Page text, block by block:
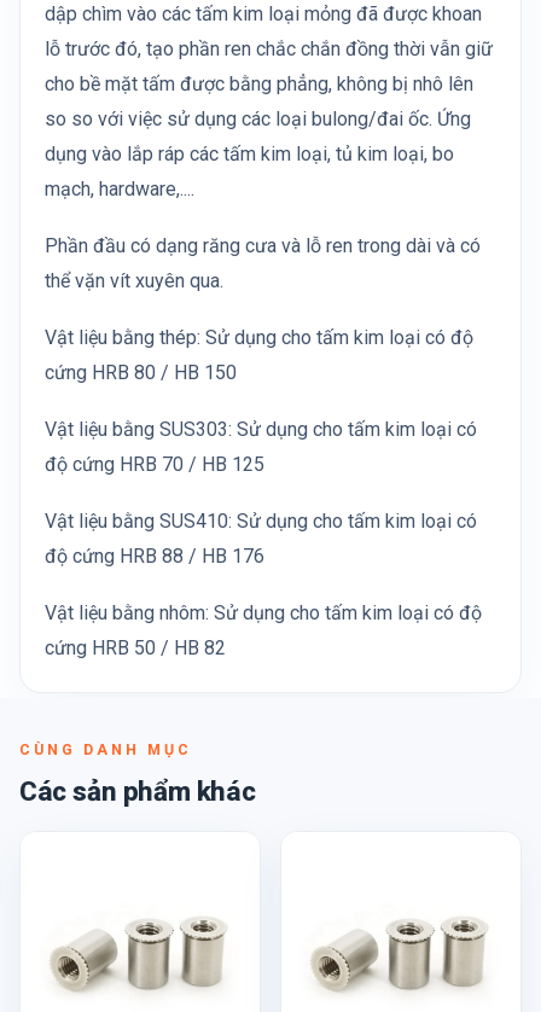
dập chìm vào các tấm kim loại mỏng đã được khoan
lỗ trước đó, tạo phần ren chắc chắn đồng thời vẫn giữ
cho bề mặt tấm được bằng phẳng, không bị nhô lên
so so với việc sử dụng các loại bulong/đai ốc. Ứng
dụng vào lắp ráp các tấm kim loại, tủ kim loại, bo
mạch, hardware,....
Phần đầu có dạng răng cưa và lỗ ren trong dài và có
thể vặn vít xuyên qua.
Vật liệu bằng thép: Sử dụng cho tấm kim loại có độ
cứng HRB 80 / HB 150
Vật liệu bằng SUS303: Sử dụng cho tấm kim loại có
độ cứng HRB 70 / HB 125
Vật liệu bằng SUS410: Sử dụng cho tấm kim loại có
độ cứng HRB 88 / HB 176
Vật liệu bằng nhôm: Sử dụng cho tấm kim loại có độ
cứng HRB 50 / HB 82
CÙNG DANH MỤC
Các sản phẩm khác